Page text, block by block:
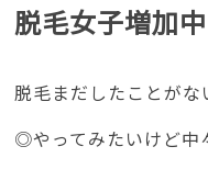
脱毛女子増加中
脱毛まだしたことが
◎やってみたいけど中